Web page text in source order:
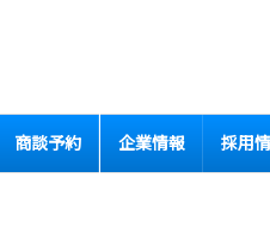
商談予約 企業情報 採用